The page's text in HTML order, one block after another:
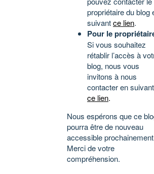
propriétaire du blog
suivantce lien.
Pour le
Si vous souhaitez
rétablir l’accès à
blog, nous vous
invitons à nous
contacter en suivant
ce lien.
Nous espérons que ce
pourra être de nouveau
accessible
Merci de votre
compréhension.